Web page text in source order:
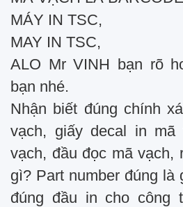
MÁY IN TSC,
MAY IN TSC,
ALO Mr VINH bạn rõ
bạn nhé.
Nhận biết đúng chính
vạch, giấy decal in
vạch, đầu đọc mã vạch,
gì? Part number đúng là
đúng đầu in cho công